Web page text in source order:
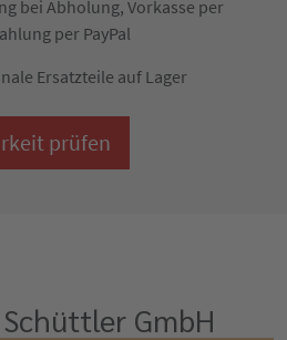
bei Abholung, Vorkasse per
per PayPal
Ersatzteile auf Lager
prüfen
GmbH